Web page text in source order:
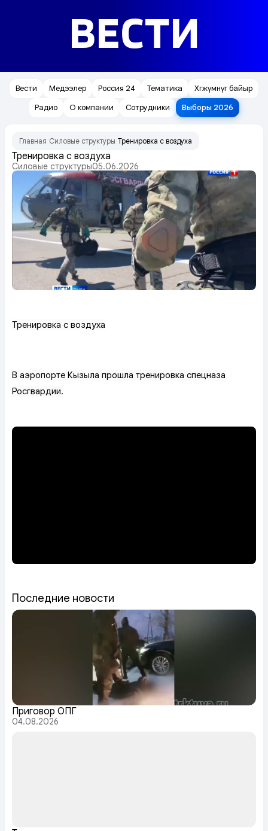
ВЕСТИ
Вести Медээлер Россия 24 Тематика
Хөгжүмнүг байыр
Радио
О компании Сотрудники Выборы 2026
Главная Силовые структуры Тренировка с воздуха
Тренировка с воздуха
Силовые структуры05.06.2026
Тренировка с воздуха
В аэропорте Кызыла прошла тренировка спецназа
Росгвардии.
Последние новости
Приговор ОПГ
04.08.2026